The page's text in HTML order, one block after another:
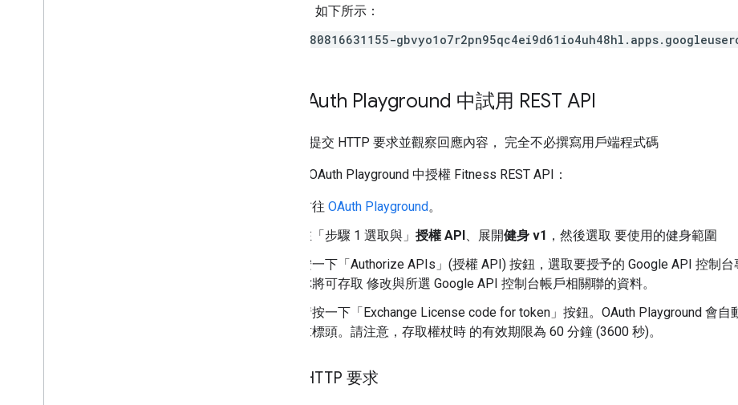
串 如下所示：
780816631155-
在 OAuth Playground 中試用 REST API
要瞭解 提交 HTTP 要求並觀察回應內容， 完全不必撰寫用戶端程式碼
如何在 OAuth Playground 中授權 Fitness REST API：
前往 OAuth Playground。
在「步驟 1 選取與」 授權 API、展開健身 v1 ，然後選取 要使用的健身範圍
按一下「Authorize APIs」(授權 API) 按鈕，選取要授予的 Google API 控制
你將可存取 修改與所選 Google API 控制台帳戶相關聯的資料。
請按一下「Exchange License code for token」 按鈕。OAuth Playground 會自
求標頭。請注意，存取權杖時 的有效期限為 60 分鐘 (3600 秒)。
提交 HTTP 要求